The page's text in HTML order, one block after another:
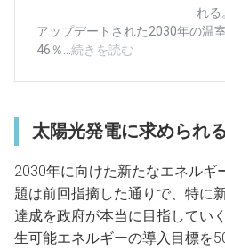
太陽光発電に求められ
2030年に向けた新たなエネルギ
題は前回指摘した通りで、特に
達成を政府が本当に目指してい
生可能エネルギーの導入目標を